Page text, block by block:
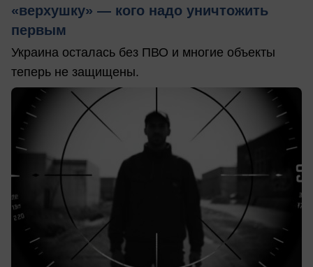
«верхушку» — кого надо уничтожить
первым
Украина осталась без ПВО и многие объекты
теперь не защищены.